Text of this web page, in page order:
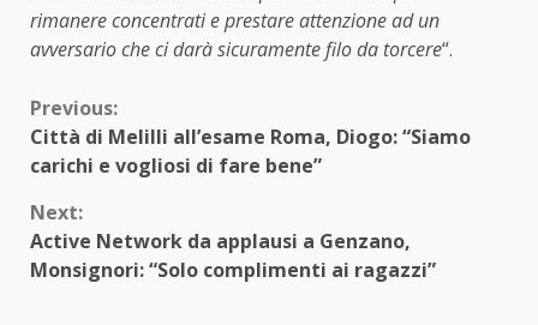
rimanere concentrati e prestare attenzione ad un
avversario che ci darà sicuramente filo da torcere“.
Continue
Reading
Previous:
Città di Melilli all’esame Roma, Diogo: “Siamo
carichi e vogliosi di fare bene”
Next:
Active Network da applausi a Genzano,
Monsignori: “Solo complimenti ai ragazzi”